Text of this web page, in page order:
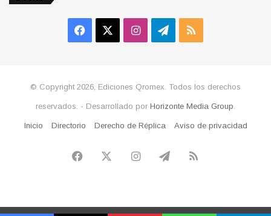
Facebook InstagramTelegram
RSS
© Copyright 2026, Ediciones Qromex. Todos los derechos
reservados. - Desarrollado por Horizonte Media Group
Inicio Directorio Derecho de Réplica Aviso de privacidad
Facebook InstagramTelegram
RSS